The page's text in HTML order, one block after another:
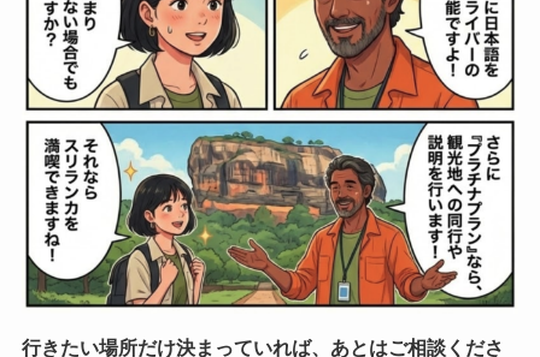
行きたい場所だけ決まっていれば、あとはご相談くださ